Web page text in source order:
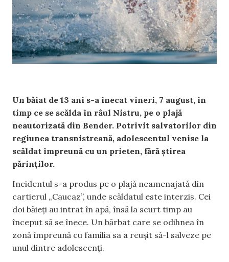
Un băiat de 13 ani s-a înecat vineri, 7 august, în
timp ce se scălda în râul Nistru, pe o plajă
neautorizată din Bender. Potrivit salvatorilor din
regiunea transnistreană, adolescentul venise la
scăldat împreună cu un prieten, fără știrea
părinților.
Incidentul s-a produs pe o plajă neamenajată din
cartierul „Caucaz”, unde scăldatul este interzis. Cei
doi băieți au intrat în apă, însă la scurt timp au
început să se înece. Un bărbat care se odihnea în
zonă împreună cu familia sa a reușit să-l salveze pe
unul dintre adolescenți.